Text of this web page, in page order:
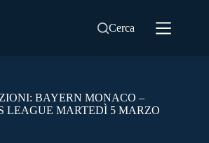
Cerca
BAYERN MONACO –
LEAGUE MARTEDÌ 5 MARZO